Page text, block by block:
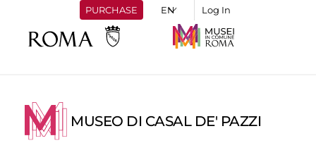
PURCHASE Log In
MUSEO DI CASAL DE' PAZZI